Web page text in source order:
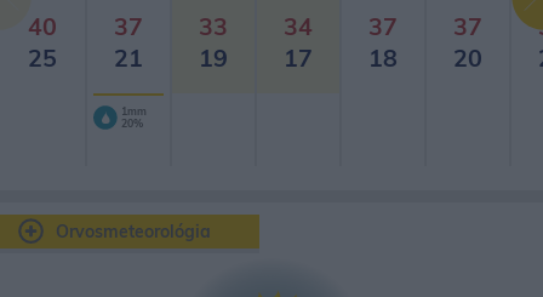
40
25
37
21
1mm
20%
33
19
34
17
37
18
37
20
Orvosmeteorológia